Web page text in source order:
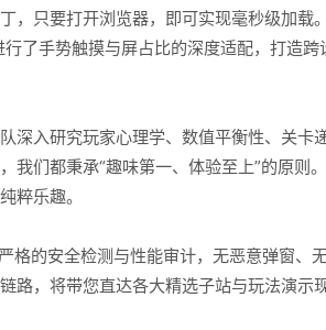
，只要打开浏览器，即可实现毫秒级加载
了手势触摸与屏占比的深度适配，打造跨
深入研究玩家心理学、数值平衡性、关卡
我们都秉承“趣味第一、体验至上”的原则
粹乐趣。
格的安全检测与性能审计，无恶意弹窗、
路，将带您直达各大精选子站与玩法演示